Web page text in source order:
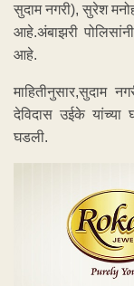
सुदाम नगरी), सुरेश
आहे.अंबाझरी
आहे.
माहितीनुसार,सुदाम
देविदास उईके यांच्या
घडली.